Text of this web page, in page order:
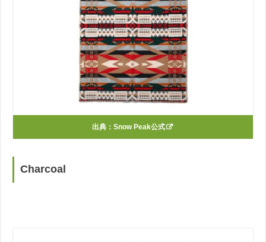
出典： Snow Peak公式
Charcoal